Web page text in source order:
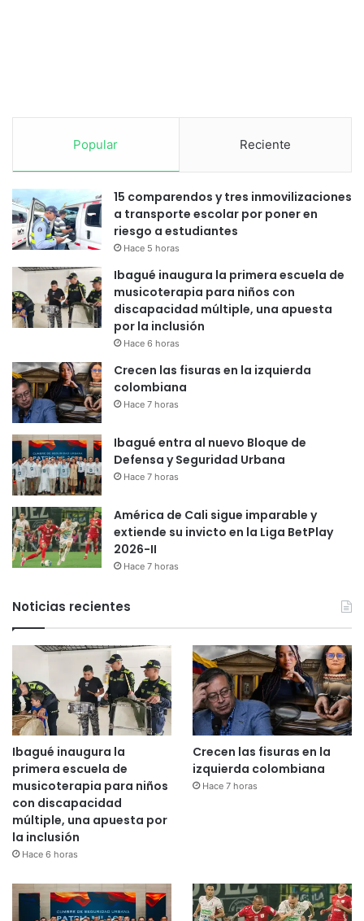
Popular Reciente
15 comparendos y tres inmovilizaciones
a transporte escolar por poner en
riesgo a estudiantes
Hace 5 horas
Ibagué inaugura la primera escuela de
musicoterapia para niños con
discapacidad múltiple, una apuesta
por la inclusión
Hace 6 horas
Crecen las fisuras en la izquierda
colombiana
Hace 7 horas
Ibagué entra al nuevo Bloque de
Defensa y Seguridad Urbana
Hace 7 horas
América de Cali sigue imparable y
extiende su invicto en la Liga BetPlay
2026-II
Hace 7 horas
Noticias recientes
Ibagué inaugura la
primera escuela de
musicoterapia para niños
con discapacidad
múltiple, una apuesta por
la inclusión
Hace 6 horas
Crecen las fisuras en la
izquierda colombiana
Hace 7 horas